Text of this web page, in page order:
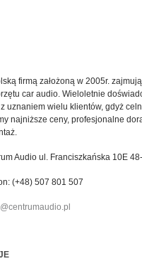
firmą założoną w 2005r.
car audio. Wieloletnie
z uznaniem wielu klientów, gdyż
najniższe ceny, profesjonalne
Audio ul. Franciszkańska 10E
(+48) 507 801 507